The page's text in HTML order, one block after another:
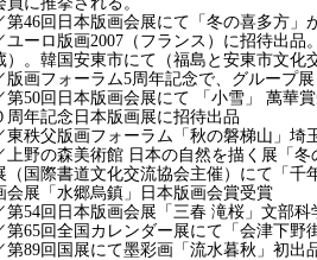
第46回日本版画会展にて「冬の喜多方」
ユーロ版画2007（フランス）に招待出
）。韓国安東市にて（福島と安東市文化
版画フォーラム5周年記念で、グループ展
第50回日本版画会展にて 「小雪」 萬華
周年記念日本版画展に招待出品
東秩父版画フォーラム「秋の磐梯山」埼
上野の森美術館 日本の自然を描く展「
（国際書道文化交流協会主催）にて「千
会展「水郷烏鎮」日本版画会賞受賞
第54回日本版画会展「三春 滝桜」文部
第65回全国カレンダー展にて「会津下野
第89回国展にて墨彩画「流水暮秋」初出